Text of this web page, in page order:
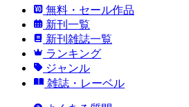
無料・セール作品
新刊一覧
新刊雑誌一覧
ランキング
ジャンル
雑誌・レーベル